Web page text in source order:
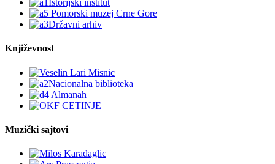
Književnost
Muzički sajtovi